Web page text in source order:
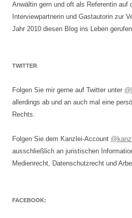
Anwältin gern und oft als Referentin auf
Interviewpartnerin und Gastautorin zur
Jahr 2010 diesen Blog ins Leben
TWITTER
Folgen Sie mir gerne auf Twitter unter
allerdings ab und an auch mal eine
Rechts.
Folgen Sie dem Kanzlei-Account
ausschließlich an juristischen
Medienrecht, Datenschutzrecht und
FACEBOOK: